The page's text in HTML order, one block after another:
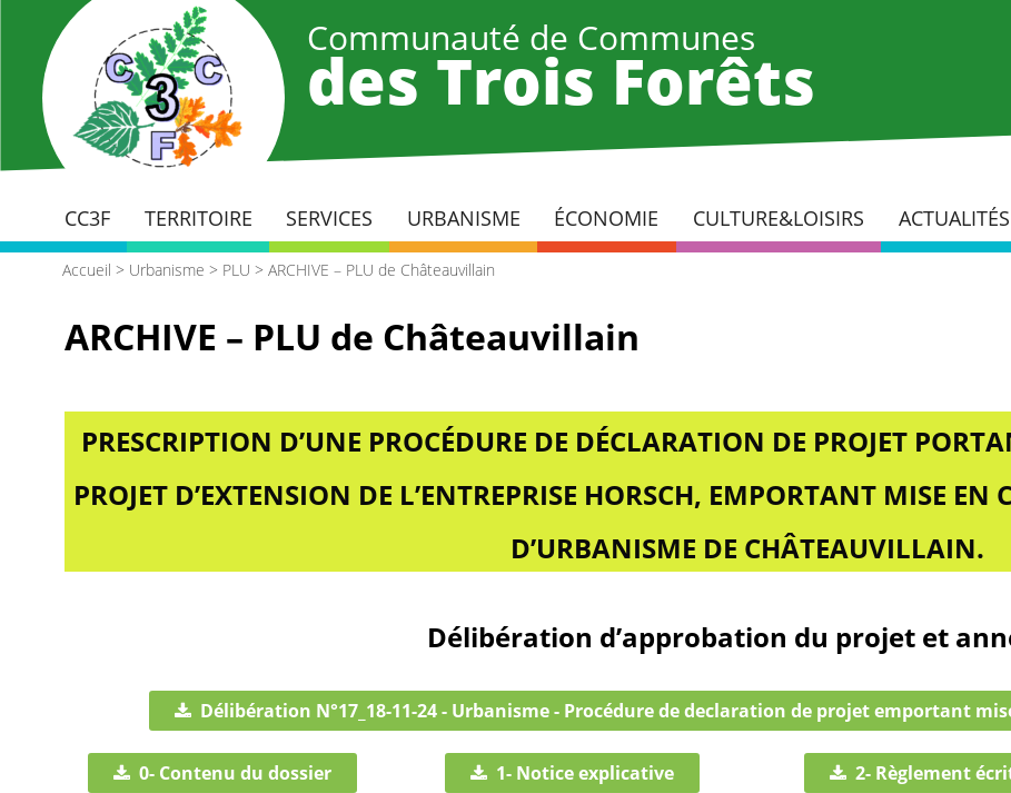
contenu
principal
Communauté de Communes
des Trois Forêts
CC3F TERRITOIRE SERVICES URBANISME ÉCONOMIE CULTURE&LOISIRS ACTUALITÉS
Accueil > Urbanisme > PLU > ARCHIVE – PLU de Châteauvillain
ARCHIVE – PLU de Châteauvillain
PRESCRIPTION D’UNE PROCÉDURE DE DÉCLARATION DE PROJET
PROJET D’EXTENSION DE L’ENTREPRISE HORSCH, EMPORTANT MISE
D’URBANISME DE CHÂTEAUVILLAIN.
Délibération d’approbation du projet et
Délibération N°17_18-11-24 - Urbanisme - Procédure de declaration de projet emportant
0- Contenu du dossier 1- Notice explicative 2- Règlement